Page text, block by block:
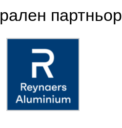
партньор